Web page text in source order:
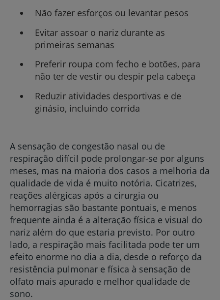
Não fazer esforços ou levantar pesos
Evitar assoar o nariz durante as
primeiras semanas
Preferir roupa com fecho e botões, para
não ter de vestir ou despir pela cabeça
Reduzir atividades desportivas e de
ginásio, incluindo corrida
A sensação de congestão nasal ou de
respiração difícil pode prolongar-se por alguns
meses, mas na maioria dos casos a melhoria da
qualidade de vida é muito notória. Cicatrizes,
reações alérgicas após a cirurgia ou
hemorragias são bastante pontuais, e menos
frequente ainda é a alteração física e visual do
nariz além do que estaria previsto. Por outro
lado, a respiração mais facilitada pode ter um
efeito enorme no dia a dia, desde o reforço da
resistência pulmonar e física à sensação de
olfato mais apurado e melhor qualidade de
sono.